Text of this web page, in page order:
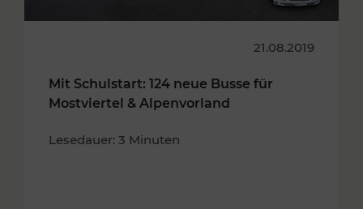
21.08.2019
Mit Schulstart: 124 neue Busse für
Mostviertel & Alpenvorland
Lesedauer: 3 Minuten